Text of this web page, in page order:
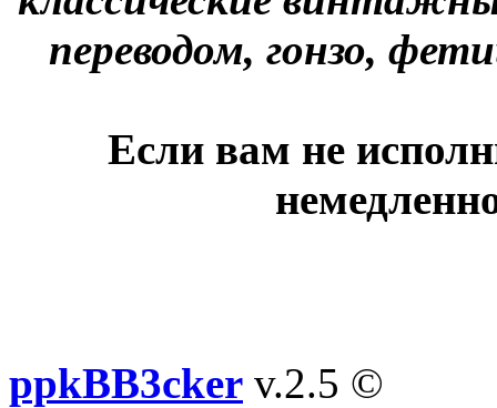
переводом, гонзо,
Если вам не
ppkBB3cker v.2.5 ©